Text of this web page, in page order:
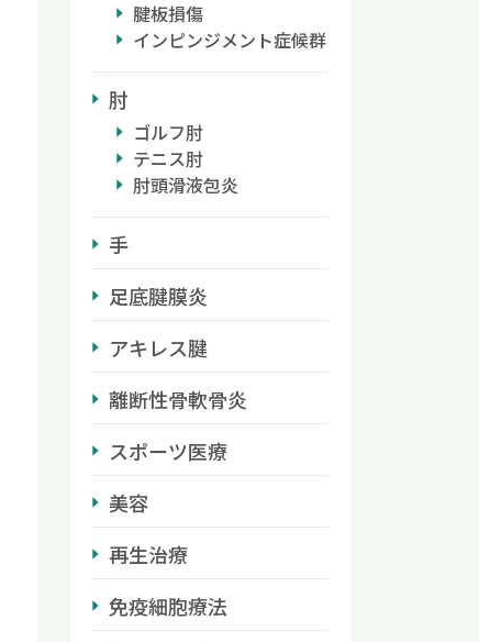
腱板損傷
インピンジメント症候群
肘
ゴルフ肘
テニス肘
肘頭滑液包炎
手
足底腱膜炎
アキレス腱
離断性骨軟骨炎
スポーツ医療
美容
再生治療
免疫細胞療法